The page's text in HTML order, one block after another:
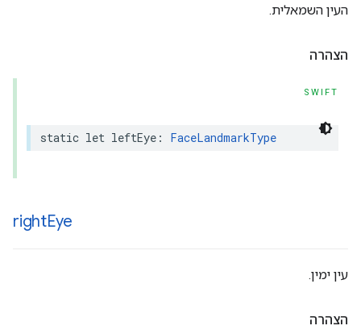
העין השמאלית.
הצהרה
SWIFT
static let leftEye : FaceLandmarkType
rightEye
עין ימין.
הצהרה